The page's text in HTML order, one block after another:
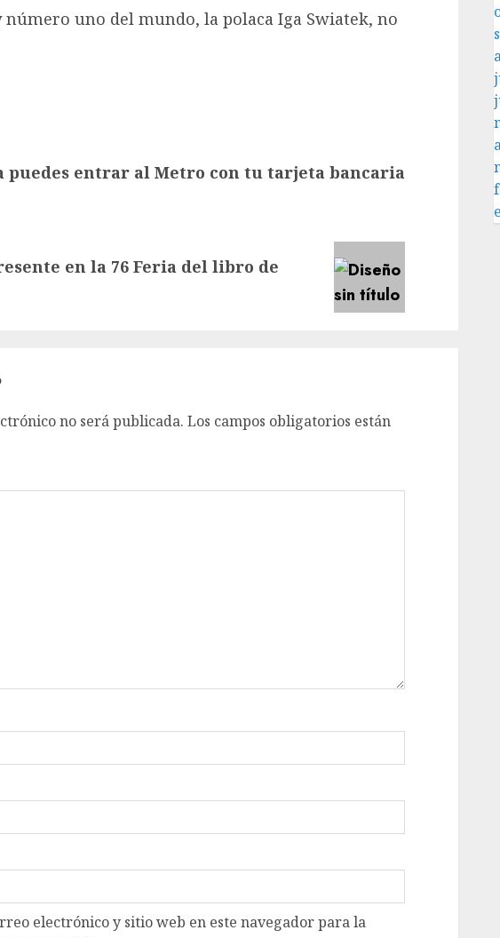
número uno del mundo, la polaca Iga Swiatek, no
puedes entrar al Metro con tu tarjeta bancaria
en la 76 Feria del libro de
no será publicada. Los campos obligatorios están
electrónico y sitio web en este navegador para la